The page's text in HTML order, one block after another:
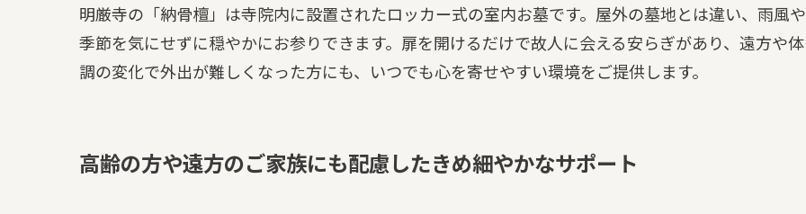
明厳寺の「納骨檀」は寺院内に設置されたロッカー式の室内お墓です。屋外の墓地とは違い、雨風や
季節を気にせずに穏やかにお参りできます。扉を開けるだけで故人に会える安らぎがあり、遠方や体
調の変化で外出が難しくなった方にも、いつでも心を寄せやすい環境をご提供します。
高齢の方や遠方のご家族にも配慮したきめ細やかなサポート